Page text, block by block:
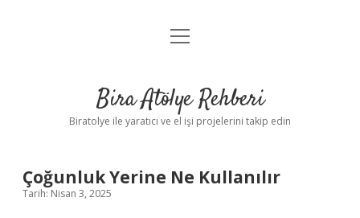
Anasayfa
Yasal Uyarı
menüyü
Bira Atölye Rehberi
Biratolye ile yaratıcı ve el işi projelerini takip edin
Çoğunluk Yerine Ne Kullanılır
Tarih: Nisan 3, 2025